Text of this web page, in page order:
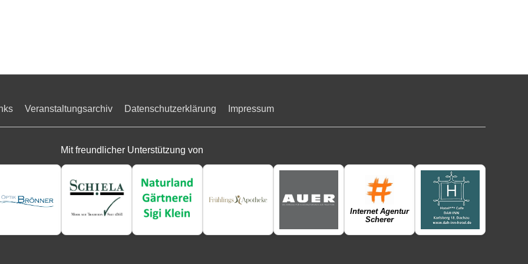
Veranstaltungsarchiv Datenschutzerklärung Impressum
Mit freundlicher Unterstützung von
Internet Agentur
Scherer